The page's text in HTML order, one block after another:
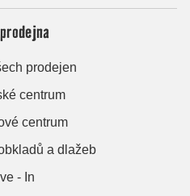
prodejen
centrum
centrum
a dlažeb
- In